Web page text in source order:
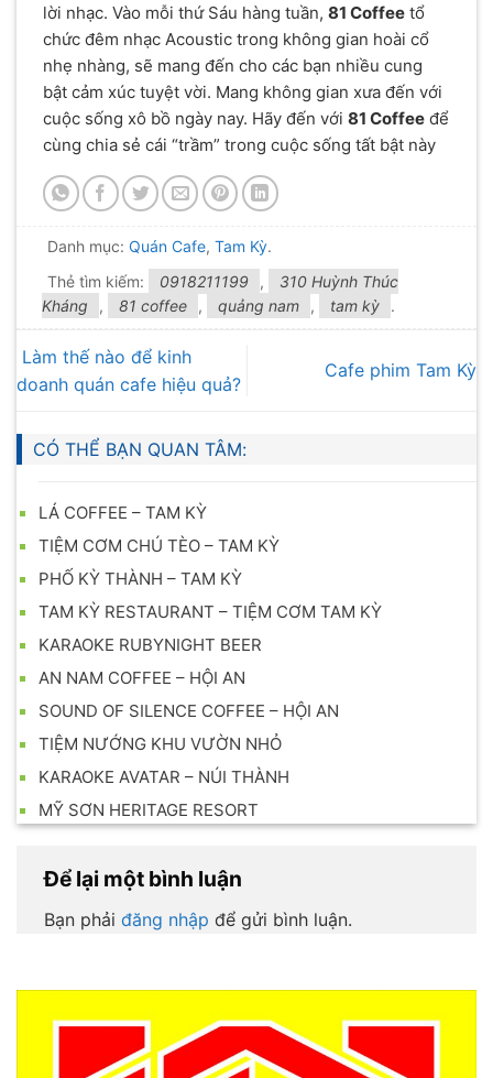
lời nhạc. Vào mỗi thứ Sáu hàng tuần, 81 Coffee tổ
chức đêm nhạc Acoustic trong không gian hoài cổ
nhẹ nhàng, sẽ mang đến cho các bạn nhiều cung
bật cảm xúc tuyệt vời. Mang không gian xưa đến với
cuộc sống xô bồ ngày nay. Hãy đến với 81 Coffee để
cùng chia sẻ cái “trầm” trong cuộc sống tất bật này
Danh mục: Quán Cafe, Tam Kỳ.
Thẻ tìm kiếm:
0918211199 ,
310 Huỳnh Thúc
Kháng
, 81 coffee , quảng nam , tam kỳ .
Làm thế nào để kinh
doanh quán cafe hiệu quả?
Cafe phim Tam Kỳ
CÓ THỂ BẠN QUAN TÂM:
LÁ COFFEE – TAM KỲ
TIỆM CƠM CHÚ TÈO – TAM KỲ
PHỐ KỲ THÀNH – TAM KỲ
TAM KỲ RESTAURANT – TIỆM CƠM TAM KỲ
KARAOKE RUBYNIGHT BEER
AN NAM COFFEE – HỘI AN
SOUND OF SILENCE COFFEE – HỘI AN
TIỆM NƯỚNG KHU VƯỜN NHỎ
KARAOKE AVATAR – NÚI THÀNH
MỸ SƠN HERITAGE RESORT
Để lại một bình luận
Bạn phải đăng nhập để gửi bình luận.